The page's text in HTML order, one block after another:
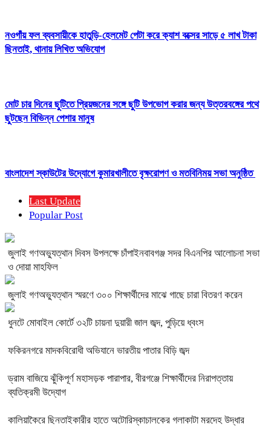
নওগাঁয় ফল ব্যবসায়ীকে হাতুড়ি-হেলমেট পেটা করে ক্যাশ বক্সের সাড়ে ৫ লাখ টাকা
ছিনতাই, থানায় লিখিত অভিযোগ
মোট চার দিনের ছুটিতে প্রিয়জনের সঙ্গে ছুটি উপভোগ করার জন্য উত্তরবঙ্গের পথে
ছুটছেন বিভিন্ন পেশার মানুষ
বাংলাদেশ স্কাউটের উদ্যোগে কুমারখালীতে বৃক্ষরোপণ ও মতবিনিময় সভা অনুষ্ঠিত
Last Update
Popular Post
জুলাই গণঅভ্যুত্থান দিবস উপলক্ষে চাঁপাইনবাবগঞ্জ সদর বিএনপির আলোচনা সভা
ও দোয়া মাহফিল
জুলাই গণঅভ্যুত্থান স্মরণে ৩০০ শিক্ষার্থীদের মাঝে গাছে চারা বিতরণ করেন
ধুনটে মোবাইল কোর্টে ৩২টি চায়না দুয়ারী জাল জব্দ, পুড়িয়ে ধ্বংস
ফকিরনগরে মাদকবিরোধী অভিযানে ভারতীয় পাতার বিড়ি জব্দ
ড্রাম বাজিয়ে ঝুঁকিপূর্ণ মহাসড়ক পারাপার, বীরগঞ্জে শিক্ষার্থীদের নিরাপত্তায়
ব্যতিক্রমী উদ্যোগ
কালিয়াকৈরে ছিনতাইকারীর হাতে অটোরিস্কাচালকের গলাকাটা মরদেহ উদ্ধার